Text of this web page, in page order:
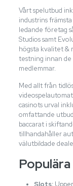
Vårt spelutbud
industrins
ledande företag
Studios samt
högsta kvalitet &
testning innan
medlemmar.
Med allt från
casinots urval
omfattande
baccarat i
tillhandahåller
välutbildade
Slots: